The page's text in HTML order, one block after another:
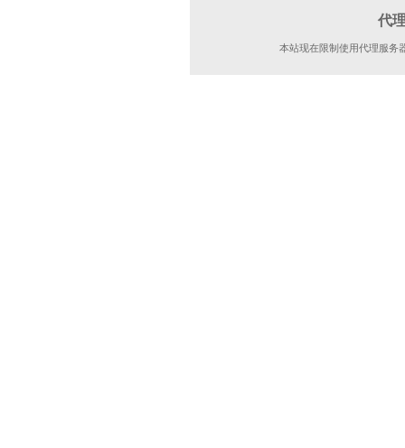
代
本站现在限制使用代理服务